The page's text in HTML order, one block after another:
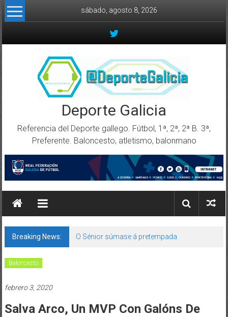
Skip to content
sábado, agosto 8, 2026
Deporte Galicia
Referencia del Deporte gallego. Fútbol, 1ª, 2ª, 2ª B. 3ª,
Preferente. Baloncesto, atletismo, balonmano
Breaking News: O Sénior súmase á pretempada
Baloncesto
febrero 3, 2020
Salva Arco, Un MVP Con Galóns De